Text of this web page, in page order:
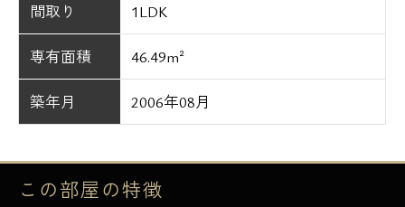
間取り 1LDK
専有面積 46.49m²
築年月 2006年08月
この部屋の特徴